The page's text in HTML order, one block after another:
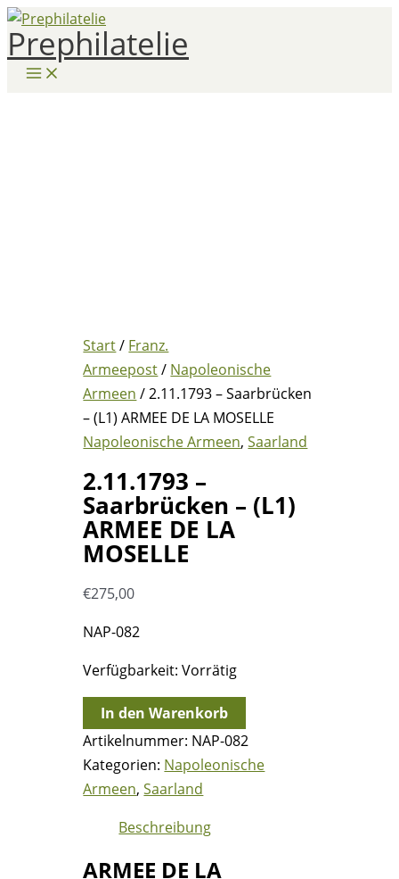
Zum
Inhalt
springen
Prephilatelie
Start/ Franz.
Armeepost/ Napoleonische
Armeen / 2.11.1793 – Saarbrücken
– (L1) ARMEE DE LA MOSELLE
Napoleonische Armeen,Saarland
2.11.1793 –
Saarbrücken – (L1)
ARMEE DE LA
MOSELLE
€275,00
NAP-082
Verfügbarkeit: Vorrätig
2.11.1793
-
Saarbrücken
-
ARMEE
In den Warenkorb
Artikelnummer: NAP-082
Kategorien: Napoleonische
Armeen,Saarland
Beschreibung
ARMEE DE LA